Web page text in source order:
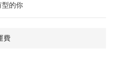
型的你
費